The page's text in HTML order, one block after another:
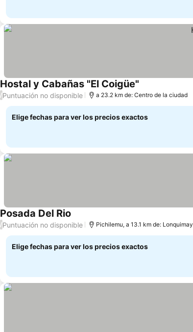
Hostal y Cabañas "El Coigüe"
/Puntuación no disponible a 23.2 km de: Centro de la ciudad
Elige fechas para ver los precios exactos
Posada Del Rio
/Puntuación no disponible Pichilemu, a 13.1 km de: Lonquimay
Elige fechas para ver los precios exactos